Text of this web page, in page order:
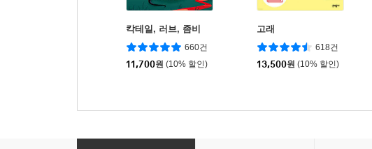
칵테일, 러브, 좀비
660건
11,700원 (10% 할인)
고래
618건
13,500원 (10% 할인)